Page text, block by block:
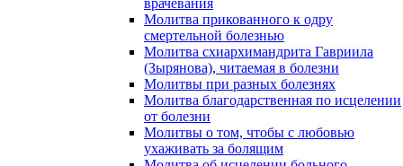
врачевания
Молитва прикованного к одру
смертельной болезнью
Молитва схиархимандрита Гавриила
(Зырянова), читаемая в болезни
Молитвы при разных болезнях
Молитва благодарственная по исцелении
от болезни
Молитвы о том, чтобы с любовью
ухаживать за болящим